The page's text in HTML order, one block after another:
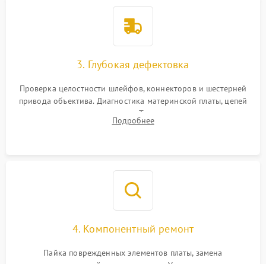
3. Глубокая дефектовка
Проверка целостности шлейфов, коннекторов и шестерней
привода объектива. Диагностика материнской платы, цепей
питания и картоприемника. Тестирование механизма
затвора и блока внутрикамерной стабилизации.
Подробнее
4. Компонентный ремонт
Пайка поврежденных элементов платы, замена